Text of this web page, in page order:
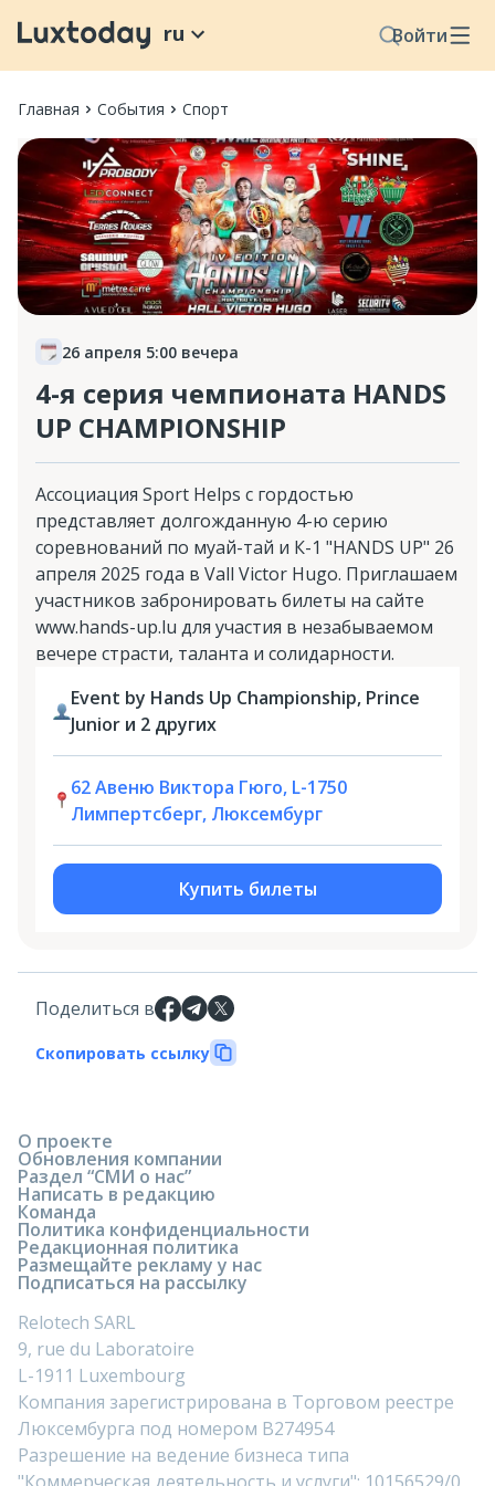
Войти
ru
Главная События Спорт
26 апреля 5:00 вечера
4-я серия чемпионата HANDS
UP CHAMPIONSHIP
Ассоциация Sport Helps с гордостью
представляет долгожданную 4-ю серию
соревнований по муай-тай и К-1 "HANDS UP" 26
апреля 2025 года в Vall Victor Hugo. Приглашаем
участников забронировать билеты на сайте
www.hands-up.lu для участия в незабываемом
вечере страсти, таланта и солидарности.
Event by Hands Up Championship, Prince
Junior и 2 других
62 Авеню Виктора Гюго, L-1750
Лимпертсберг, Люксембург
Купить билеты
Поделиться в
Скопировать ссылку
О проекте
Обновления компании
Раздел “СМИ о нас”
Написать в редакцию
Команда
Политика конфиденциальности
Редакционная политика
Размещайте рекламу у нас
Подписаться на рассылку
Relotech SARL
9, rue du Laboratoire
L-1911 Luxembourg
Компания зарегистрирована в Торговом реестре
Люксембурга под номером B274954
Разрешение на ведение бизнеса типа